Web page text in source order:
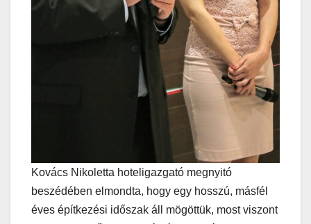
Kovács Nikoletta hoteligazgató megnyitó
beszédében elmondta, hogy egy hosszú, másfél
éves építkezési időszak áll mögöttük, most viszont